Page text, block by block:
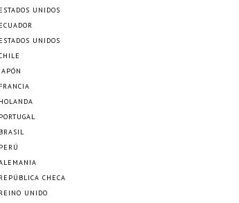
ESTADOS UNIDOS
ECUADOR
ESTADOS UNIDOS
FRANCIA
HOLANDA
PORTUGAL
BRASIL
PERÚ
REPÚBLICA CHECA
REINO UNIDO